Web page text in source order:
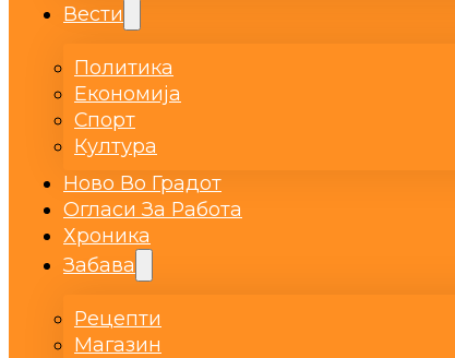
Вести
Политика
Економија
Спорт
Култура
Ново Во Градот
Огласи За Работа
Хроника
Забава
Рецепти
Магазин